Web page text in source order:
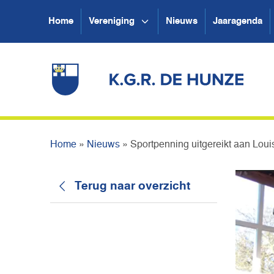
Home Vereniging Nieuws Jaaragenda
Home » Nieuws » Sportpenning uitgereikt aan
Terug naar overzicht